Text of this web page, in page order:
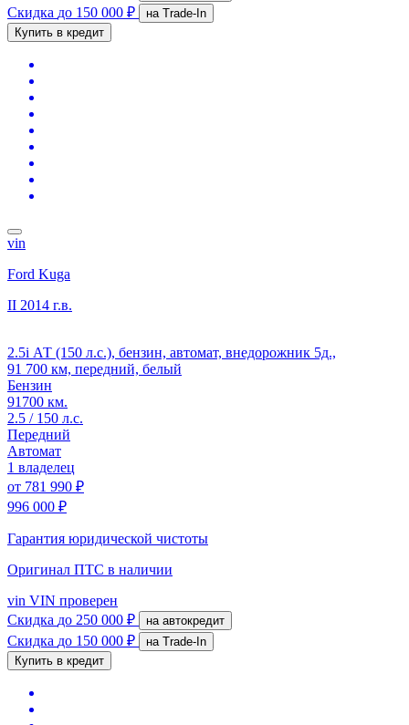
Скидка до 150 000 ₽
на Trade-In
Купить в кредит
vin
Ford Kuga
II 2014 г.в.
2.5i АТ (150 л.с.), бензин, автомат, внедорожник 5д.,
91 700 км, передний, белый
Бензин
91700 км.
2.5 / 150 л.с.
Передний
Автомат
1 владелец
от 781 990 ₽
996 000 ₽
Гарантия юридической чистоты
Оригинал ПТС в наличии
vin VIN проверен
Скидка до 250 000 ₽ на автокредит
Скидка до 150 000 ₽
на Trade-In
Купить в кредит